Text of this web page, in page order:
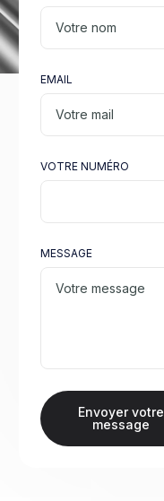
EMAIL
VOTRE NUMÉRO
MESSAGE
Envoyer votre
message